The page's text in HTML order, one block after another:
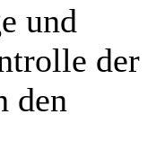
und
der
den